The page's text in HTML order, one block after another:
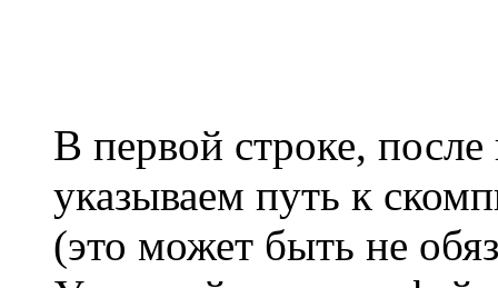
В первой строке,
указываем путь к
(это может быть не